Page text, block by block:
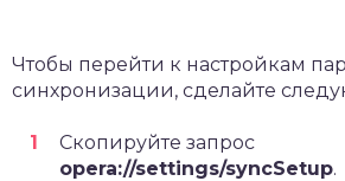
Чтобы перейти к настройкам
синхронизации, сделайте
Скопируйте запрос
opera://settings/syncSetup.